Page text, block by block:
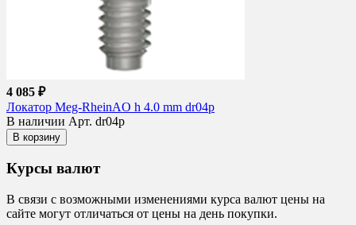
4 085 ₽
Локатор Meg-RheinAO h 4.0 mm dr04p
В наличии Арт. dr04p
В корзину
Курсы валют
В связи с возможными изменениями курса валют цены на
сайте могут отличаться от цены на день покупки.